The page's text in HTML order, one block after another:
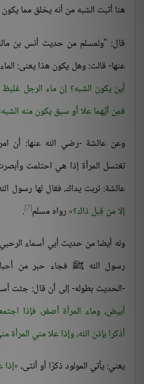
هنا أثبت الشبه من أنه يخلق مما يكون
قال: "ولمسلم من حديث أنس بن
عنها- قالت: وهل يكون هذا يعنى:
أين يكون الشبه؟ إن ماء الرجل
فمِن أيِّهما علا أو سبق يكون منه الشبه
وعن عائشة -رضي الله عنها: أن
تغتسل المرأة إذا هي احتلمت
عائشة: تربت يداك، فقال لها رسول
إلا من قِبل ذاك؟ رواه مسلم[7]
.
وله أيضا من حديث أبي أسماء
رسول الله ﷺ فجاء حبر من أحبار
-الحديث بطوله- إلى أن قال: جئت
أبيض، وماء المرأة أصفر، فإذا
أذكرا بإذن الله، وإذا علا مني المرأة
يعني: يأتي المولود ذكرًا أو أنثى، إذا